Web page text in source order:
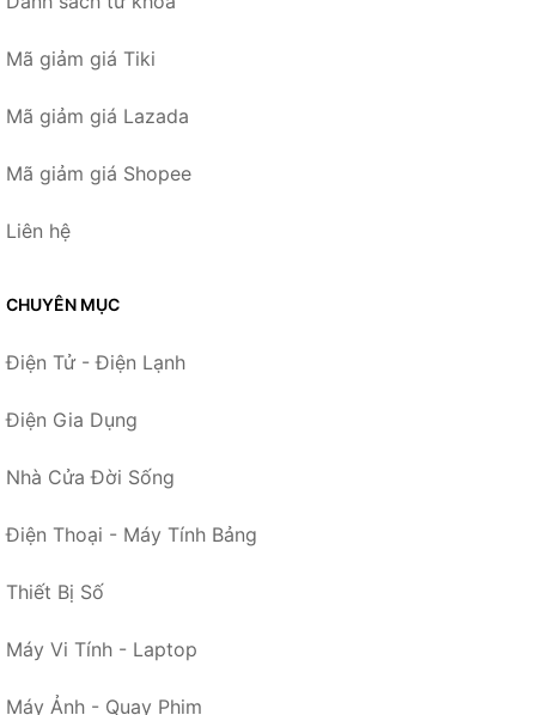
Mã giảm giá Tiki
Mã giảm giá Lazada
Mã giảm giá Shopee
Liên hệ
CHUYÊN MỤC
Điện Tử - Điện Lạnh
Điện Gia Dụng
Nhà Cửa Đời Sống
Điện Thoại - Máy Tính Bảng
Thiết Bị Số
Máy Vi Tính - Laptop
Máy Ảnh - Quay Phim